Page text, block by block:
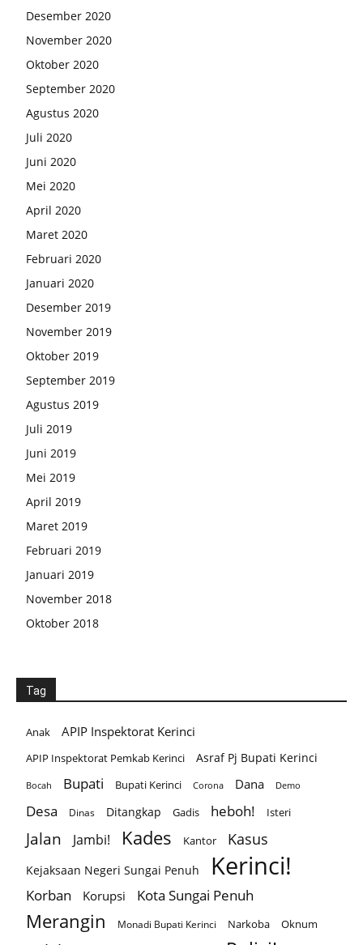
Desember 2020
November 2020
Oktober 2020
September 2020
Agustus 2020
Juli 2020
Juni 2020
Mei 2020
April 2020
Maret 2020
Februari 2020
Januari 2020
Desember 2019
November 2019
Oktober 2019
September 2019
Agustus 2019
Juli 2019
Juni 2019
Mei 2019
April 2019
Maret 2019
Februari 2019
Januari 2019
November 2018
Oktober 2018
Tag
Anak APIP Inspektorat Kerinci
APIP Inspektorat Pemkab Kerinci Asraf Pj Bupati Kerinci
Bocah Bupati Bupati Kerinci Corona Dana Demo
Desa Dinas Ditangkap Gadis heboh! Isteri
Jalan Jambi! Kades Kantor Kasus
Kejaksaan Negeri Sungai Penuh Kerinci!
Korban Korupsi Kota Sungai Penuh
Merangin Monadi Bupati Kerinci Narkoba Oknum